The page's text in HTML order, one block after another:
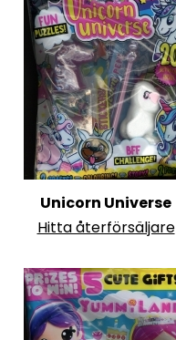
Unicorn Universe
Hitta återförsäljare